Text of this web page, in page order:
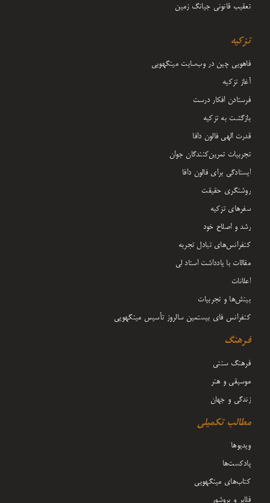
تعقیب قانونی جیانگ زمین
تزکیه
فاهویی چین در وب‌سایت مینگهویی
آغاز تزکیه
فرستادن افکار درست
بازگشت به تزکیه
قدرت الهی فالون دافا
تجربیات تمرین‌کنندگان جوان
ایستادگی برای فالون دافا
روشنگری حقیقت
سفرهای تزکیه
رشد و اصلاح خود
کنفرانس‌های تبادل تجربه
مقالات با یادداشت‌ استاد لی
اعلانات
بینش‌ها و تجربیات
کنفرانس فای بیستمین سالروز تأسیس مینگهویی
فرهنگ
فرهنگ سنتی
موسیقی و هنر
زندگی و جهان
مطالب تکمیلی
ویدیوها
پادکست‌ها
کتاب‌های مینگهویی
فلایر و بروشور